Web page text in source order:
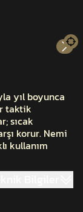
yıl boyunca
taktik
sıcak
korur. Nemi
kullanım